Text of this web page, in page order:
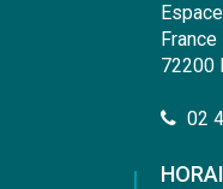
France
72200
02